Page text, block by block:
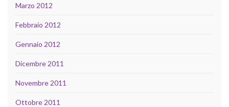
Marzo 2012
Febbraio 2012
Gennaio 2012
Dicembre 2011
Novembre 2011
Ottobre 2011